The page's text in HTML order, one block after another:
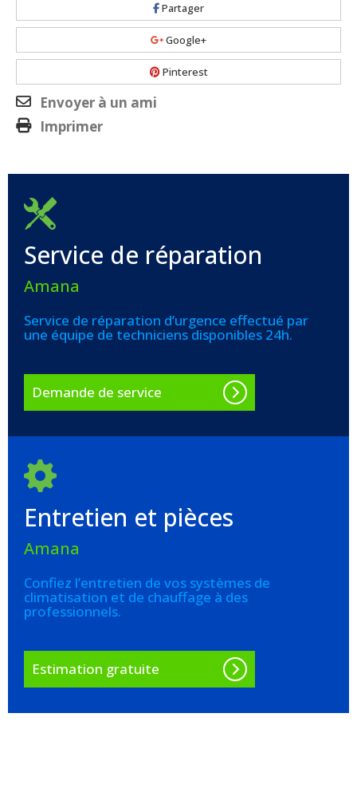
Partager
Google+
Pinterest
Envoyer à un ami
Imprimer
Service de réparation
Amana
Service de réparation d’urgence effectué par
une équipe de techniciens disponibles 24h.
Demande de service
Entretien et pièces
Amana
Confiez l’entretien de vos systèmes de
climatisation et de chauffage à des
professionnels.
Estimation gratuite